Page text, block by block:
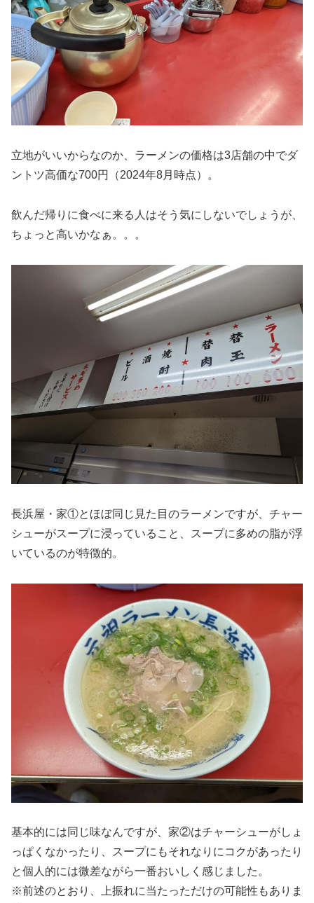
立地がいいからなのか、ラーメンの価格は3店舗の中でダ
ントツ高価な700円（2024年8月時点）。
飲んだ帰りに食べに来る人はそう気にしないでしょうが、
ちょっと高いかなぁ。。。
長浜屋・家①とほぼ同じ見た目のラーメンですが、チャー
シューがスープに浸っていること、スープに多めの脂が浮
いているのが特徴的。
基本的には同じ味なんですが、家②はチャーシューがしょ
っぱくなかったり、スープにもそれなりにコクがあったり
と個人的には微差ながら一番おいしく感じました。
※前述のとおり、上振れに当たっただけの可能性もありま